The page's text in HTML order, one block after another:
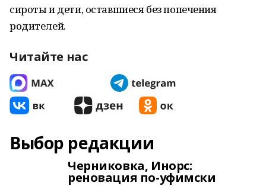
сироты и дети, оставшиеся без попечения
родителей.
Читайте нас
Выбор редакции
Черниковка, Инорс:
реновация по-уфимски